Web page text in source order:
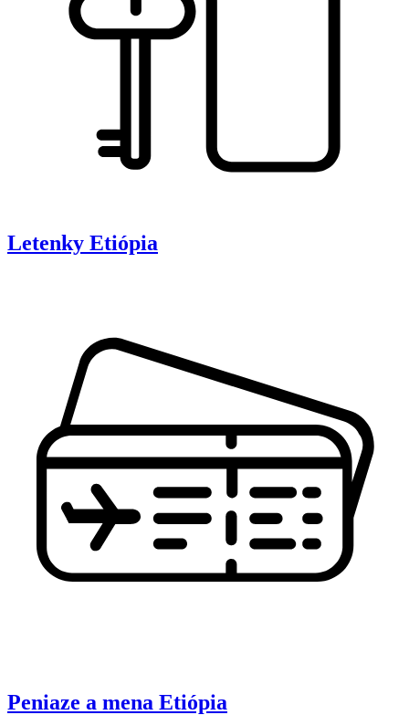
Letenky Etiópia
Peniaze a mena Etiópia